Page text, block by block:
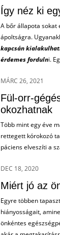
Így néz ki
A bőr állapota sokat
ápoltságra.
kapcsán
érdemes fordulni.
MÁRC 26, 2021
Fül-orr-
okozhatnak
Több mint egy éve
rettegett kórokozó
páciens elveszíti a
DEC 18, 2020
Miért jó az
Egyre többen
hiányosságait,
önkéntes